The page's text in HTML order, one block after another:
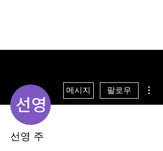
메시지 팔로우
선영 주